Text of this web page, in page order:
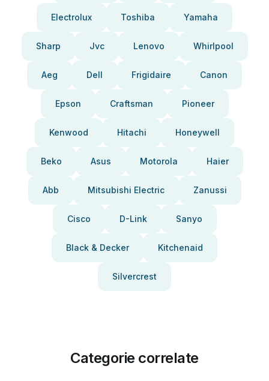
Electrolux Toshiba Yamaha
Sharp Jvc Lenovo Whirlpool
Aeg Dell Frigidaire Canon
Epson Craftsman Pioneer
Kenwood Hitachi Honeywell
Beko Asus Motorola Haier
Abb Mitsubishi Electric Zanussi
Cisco D-Link Sanyo
Black & Decker Kitchenaid
Silvercrest
Categorie correlate